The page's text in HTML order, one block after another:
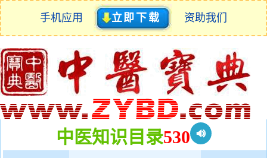
手机应用 立即下载 资助我们
中医知识目录530